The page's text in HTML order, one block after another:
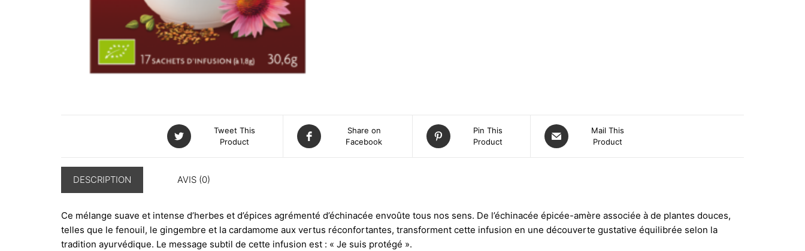
Tweet This
Product
Share on
Facebook
Pin This
Product
Mail This
Product
DESCRIPTION AVIS (0)
Ce mélange suave et intense d’herbes et d’épices agrémenté d’échinacée envoûte tous nos sens. De l’échinacée épicée-amère associée à de plantes douces,
telles que le fenouil, le gingembre et la cardamome aux vertus réconfortantes, transforment cette infusion en une découverte gustative équilibrée selon la
tradition ayurvédique. Le message subtil de cette infusion est : « Je suis protégé ».